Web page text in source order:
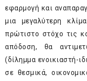
εφαρμογή και
μια μεγαλύτερη
πρώτιστο στόχο τις
απόδοση, θα
(δίλημμα ενοικιαστή-
σε θεσμικά,